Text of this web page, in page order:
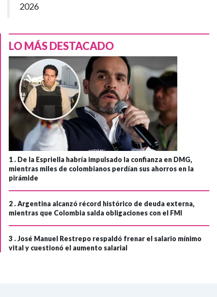
2026
LO MÁS DESTACADO
1 . De la Espriella habría impulsado la confianza en DMG,
mientras miles de colombianos perdían sus ahorros en la
pirámide
2 .Argentina alcanzó récord histórico de deuda externa,
mientras que Colombia salda obligaciones con el FMI
3 .José Manuel Restrepo respaldó frenar el salario mínimo
vital y cuestionó el aumento salarial